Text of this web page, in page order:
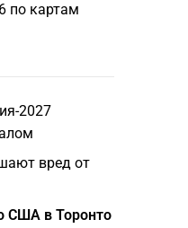
по картам
2027
вред от
США в Торонто